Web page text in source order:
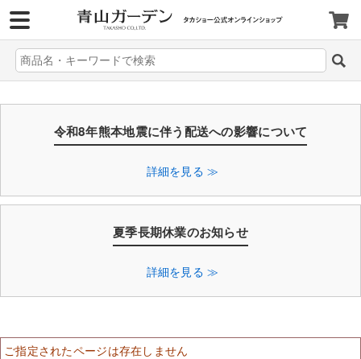
令和8年熊本地震に伴う配送への影響について
詳細を見る ≫
夏季長期休業のお知らせ
詳細を見る ≫
ご指定されたページは存在しません